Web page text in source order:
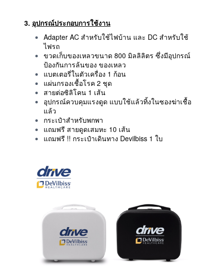
3. อุปกรณ์ประกอบการใช้งาน
Adapter AC สำหรับใช้ไฟบ้าน และ DC สำหรับใช้
ไฟรถ
ขวดเก็บของเหลวขนาด 800 มิลลิลิตร ซึ่งมีอุปกรณ์
ป้องกันการล้นของ ของเหลว
แบตเตอรี่ในตัวเครื่อง 1 ก้อน
แผ่นกรองเชื้อโรค 2 ชุด
สายต่อซิลิโคน 1 เส้น
อุปกรณ์ควบคุมแรงดูด แบบใช้แล้วทิ้งในซองฆ่าเชื้อ
แล้ว
กระเป๋าสำหรับพกพา
แถมฟรี สายดูดเสมหะ 10 เส้น
แถมฟรี !! กระเป๋าเดินทาง Devilbiss 1 ใบ